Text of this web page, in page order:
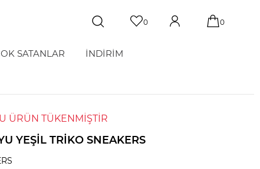
0 0
SATANLAR İNDİRİM
ÜRÜN TÜKENMİŞTİR
YEŞIL TRIKO SNEAKERS